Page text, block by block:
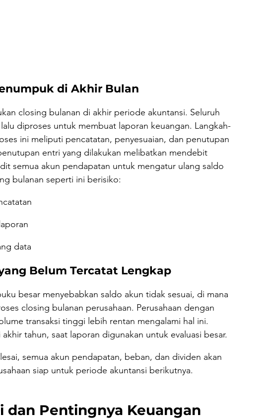
di Akhir Bulan
closing bulanan di akhir periode akuntansi. Seluruh
diproses untuk membuat laporan keuangan. Langkah-
ini meliputi pencatatan, penyesuaian, dan penutupan
entri yang dilakukan melibatkan mendebit
semua akun pendapatan untuk mengatur ulang saldo
bulanan seperti ini berisiko:
data
Belum Tercatat Lengkap
besar menyebabkan saldo akun tidak sesuai, di mana
closing bulanan perusahaan. Perusahaan dengan
transaksi tinggi lebih rentan mengalami hal ini.
tahun, saat laporan digunakan untuk evaluasi besar.
semua akun pendapatan, beban, dan dividen akan
siap untuk periode akuntansi berikutnya.
dan Pentingnya Keuangan